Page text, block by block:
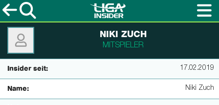
NIKI ZUCH
MITSPIELER
Insider seit: 17.02.2019
Name: Niki Zuch